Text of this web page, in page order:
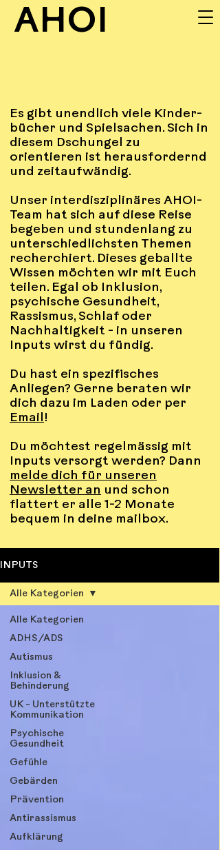
AHOI
INPUTS
Es gibt unendlich viele Kinder-
bücher und Spielsachen. Sich in
diesem Dschungel zu
orientieren ist herausfordernd
und zeitaufwändig.
Unser interdisziplinäres AHOI-
Team hat sich auf diese Reise
begeben und stundenlang zu
unterschiedlichsten Themen
recherchiert. Dieses geballte
Wissen möchten wir mit Euch
teilen. Egal ob Inklusion,
psychische Gesundheit,
Rassismus, Schlaf oder
Nachhaltigkeit - in unseren
Inputs wirst du fündig.
Du hast ein spezifisches
Anliegen? Gerne beraten wir
dich dazu im Laden oder per
Email !
Du möchtest regelmässig mit
Inputs versorgt werden? Dann
melde dich für unseren
Newsletter an und schon
flattert er alle 1-2 Monate
bequem in deine mailbox.
INPUTS
Alle Kategorien
ADHS/ADS
Autismus
Inklusion &
Behinderung
UK - Unterstützte
Kommunikation
Psychische
Gesundheit
Gefühle
Gebärden
Prävention
Antirassismus
Aufklärung
Alle Kategorien